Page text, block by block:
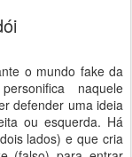
o mundo fake da
naquele
defender uma ideia
ou esquerda. Há
lados) e que cria